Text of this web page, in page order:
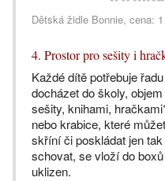
Dětská židle Bonnie, cena:
4. Prostor pro sešity i
Každé dítě potřebuje
docházet do školy,
sešity, knihami,
nebo krabice, které
skříní či poskládat jen
schovat, se vloží do
uklizen.